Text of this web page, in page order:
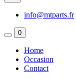
info@mtparts.fr
0
Home
Occasion
Contact